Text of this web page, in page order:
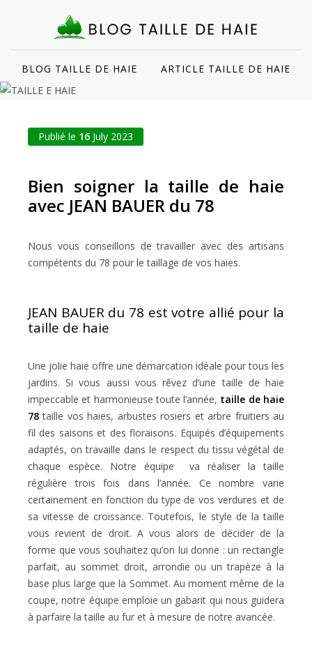
BLOG TAILLE DE HAIE ARTICLE TAILLE DE HAIE
Publié le 16 July 2023
Bien soigner la taille de haie
avec JEAN BAUER du 78
Nous vous conseillons de travailler avec des artisans
compétents du 78 pour le taillage de vos haies.
JEAN BAUER du 78 est votre allié pour la
taille de haie
Une jolie haie offre une démarcation idéale pour tous les
jardins. Si vous aussi vous rêvez d’une taille de haie
impeccable et harmonieuse toute l’année, taille de haie
78taille vos haies, arbustes rosiers et arbre fruitiers au
fil des saisons et des floraisons. Equipés d’équipements
adaptés, on travaille dans le respect du tissu végétal de
chaque espèce. Notre équipe va réaliser la taille
régulière trois fois dans l’année. Ce nombre varie
certainement en fonction du type de vos verdures et de
sa vitesse de croissance. Toutefois, le style de la taille
vous revient de droit. A vous alors de décider de la
forme que vous souhaitez qu’on lui donne : un rectangle
parfait, au sommet droit, arrondie ou un trapèze à la
base plus large que la Sommet. Au moment même de la
coupe, notre équipe emploie un gabarit qui nous guidera
à parfaire la taille au fur et à mesure de notre avancée.